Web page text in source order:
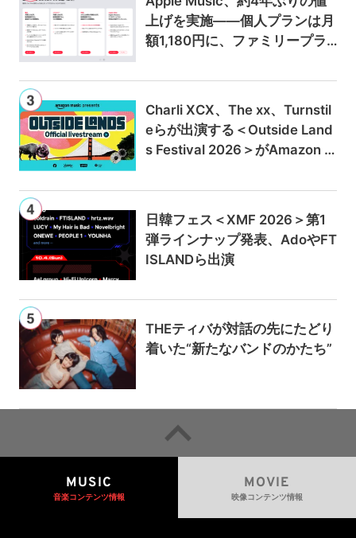
上げを実施——個人プランは月
額1,180円に、ファミリープラ
Charli XCX、The xx、Turnstil
eらが出演する＜Outside Land
s Festival 2026＞がAmazon M
ブ配信
日韓フェス＜XMF 2026＞第1
弾ラインナップ発表、AdoやFT
ISLANDら出演
THEティバが対話の先にたどり
着いた“新たなバンドのかたち”
MUSIC
音楽コンテンツ情報
MOVIE
映像コンテンツ情報